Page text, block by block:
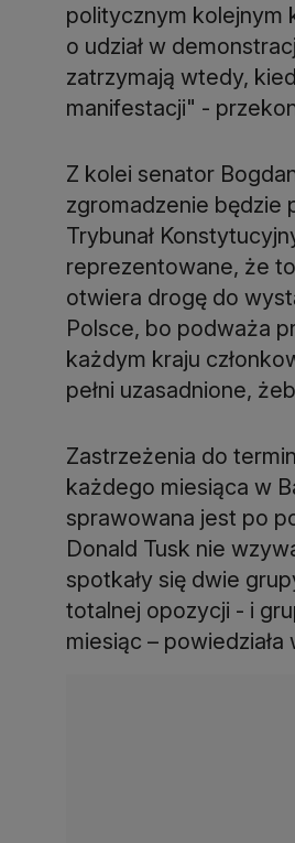
politycznym kolejnym
o udział w
zatrzymają wtedy,
manifestacji" -
Z kolei senator
zgromadzenie będzie
Trybunał
reprezentowane, że
otwiera drogę do
Polsce, bo podważa
każdym kraju
pełni uzasadnione,
Zastrzeżenia do
każdego miesiąca w
sprawowana jest po
Donald Tusk nie
spotkały się dwie
totalnej opozycji - i
miesiąc –